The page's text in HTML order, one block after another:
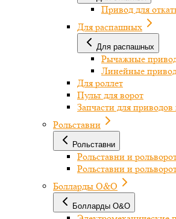
Привод для
Для распашных
Для распашных
Рычажные
Линейные
Для роллет
Пульт для ворот
Запчасти для приводов
Рольставни
Рольставни
Рольставни и
Рольставни и
Болларды O&O
Болларды O&O